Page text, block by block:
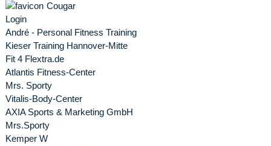
Cougar
Login
André - Personal Fitness Training
Kieser Training Hannover-Mitte
Fit 4 Flextra.de
Atlantis Fitness-Center
Mrs. Sporty
Vitalis-Body-Center
AXIA Sports & Marketing GmbH
Mrs.Sporty
Kemper W